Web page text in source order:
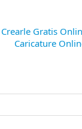
Gratis
Caricature